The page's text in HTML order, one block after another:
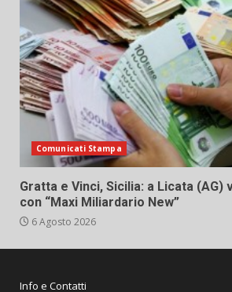
Comunicati Stampa
Gratta e Vinci, Sicilia: a Licata (AG)
con “Maxi Miliardario New”
6 Agosto 2026
Info e Contatti